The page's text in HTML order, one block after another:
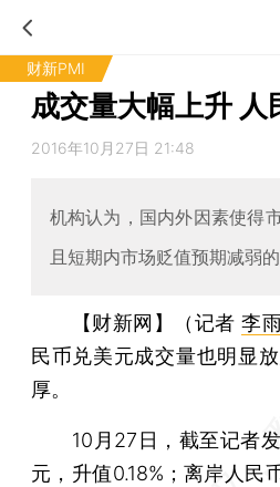
财新PMI
成交量大幅上升
2016年10月27日 21:48
机构认为，国内外因素使得
且短期内市场贬值预期减弱
【财新网】（记者李
民币兑美元成交量也明显
厚。
10月27日，截至记者发
元，升值0.18%；离岸人民